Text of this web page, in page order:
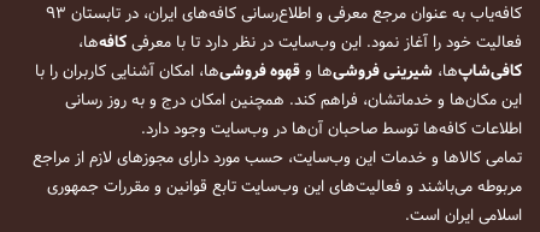
کافه‌یاب به عنوان مرجع معرفی و اطلاع‌رسانی کافه‌های ایران، در تابستان ۹۳
فعالیت خود را آغاز نمود. این وب‌سایت در نظر دارد تا با معرفیکافه‌ها،
کافی‌شاپ‌ها، شیرینی فروشی‌ها وقهوه فروشی‌ها، امکان آشنایی کاربران را با
این مکان‌ها و خدماتشان، فراهم کند. همچنین امکان درج و به روز رسانی
اطلاعات کافه‌ها توسط صاحبان آن‌ها در وب‌سایت وجود دارد.
تمامی کالاها و خدمات این وب‌سایت، حسب مورد دارای مجوزهای لازم از مراجع
مربوطه می‌باشند و فعالیت‌های این وب‌سایت تابع قوانین و مقررات جمهوری
اسلامی ایران است.